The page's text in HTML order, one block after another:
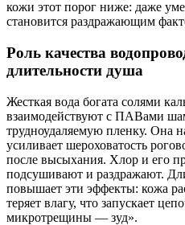
кожи этот порог ниже: даже
становится раздражающим
Роль качества
длительности душа
Жесткая вода богата солями
взаимодействуют с ПАВами
трудноудаляемую пленку. Она
усиливает шероховатость
после высыхания. Хлор и его
подсушивают и раздражают.
повышает эти эффекты: кожа
теряет влагу, что запускает
микротрещины — зуд».